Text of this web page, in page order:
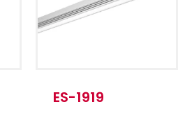
1m/ 2m/ 3m
ES-1919